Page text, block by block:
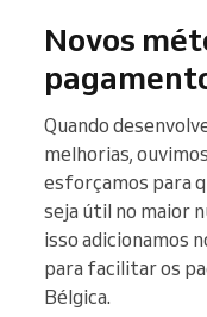
Novos
Quando
melhorias,
esforçamos para
seja útil no maior
isso adicionamos
para facilitar os
Bélgica.